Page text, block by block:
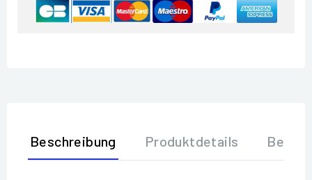
Beschreibung Produktdetails